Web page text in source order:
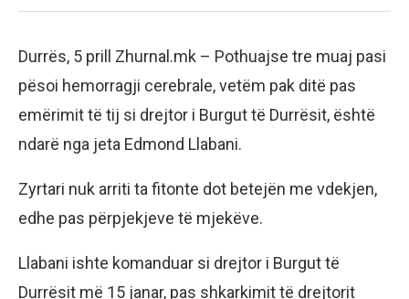
Durrës, 5 prill Zhurnal.mk – Pothuajse tre muaj pasi
pësoi hemorragji cerebrale, vetëm pak ditë pas
emërimit të tij si drejtor i Burgut të Durrësit, është
ndarë nga jeta Edmond Llabani.
Zyrtari nuk arriti ta fitonte dot betejën me vdekjen,
edhe pas përpjekjeve të mjekëve.
Llabani ishte komanduar si drejtor i Burgut të
Durrësit më 15 janar, pas shkarkimit të drejtorit